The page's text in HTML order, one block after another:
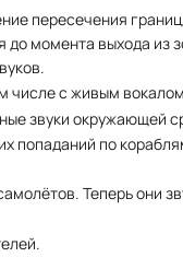
пересечения
момента выхода из
числе с живым
звуки окружающей
попаданий по
Теперь они